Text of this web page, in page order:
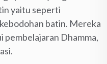
yaitu seperti
batin. Mereka
pembelajaran Dhamma,